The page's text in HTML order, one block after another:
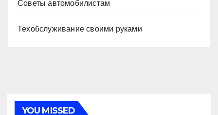
Советы автомобилистам
Техобслуживание своими руками
YOU MISSED